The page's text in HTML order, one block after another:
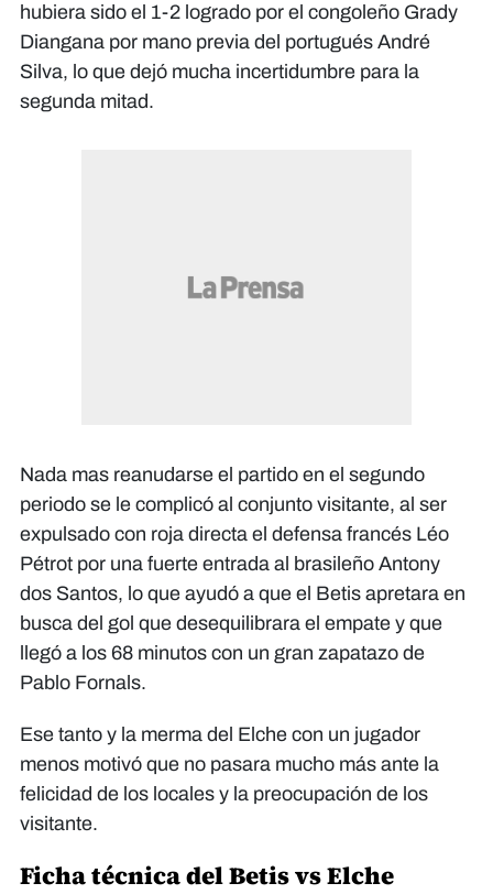
hubiera sido el 1-2 logrado por el congoleño Grady
Diangana por mano previa del portugués André
Silva, lo que dejó mucha incertidumbre para la
segunda mitad.
Nada mas reanudarse el partido en el segundo
periodo se le complicó al conjunto visitante, al ser
expulsado con roja directa el defensa francés Léo
Pétrot por una fuerte entrada al brasileño Antony
dos Santos, lo que ayudó a que el Betis apretara en
busca del gol que desequilibrara el empate y que
llegó a los 68 minutos con un gran zapatazo de
Pablo Fornals.
Ese tanto y la merma del Elche con un jugador
menos motivó que no pasara mucho más ante la
felicidad de los locales y la preocupación de los
visitante.
Ficha técnica del Betis vs Elche